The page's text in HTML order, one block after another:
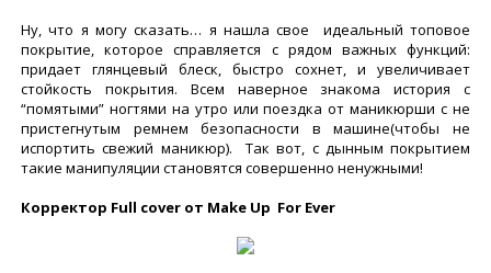
Ну, что я могу сказать… я нашла свое идеальный топовое
покрытие, которое справляется с рядом важных функций:
придает глянцевый блеск, быстро сохнет, и увеличивает
стойкость покрытия. Всем наверное знакома история с
“помятыми” ногтями на утро или поездка от маникюрши с не
пристегнутым ремнем безопасности в машине(чтобы не
испортить свежий маникюр). Так вот, с дынным покрытием
такие манипуляции становятся совершенно ненужными!
Корректор Full cover от Make Up For Ever